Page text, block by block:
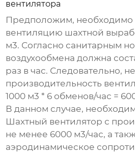
вентилятора
Предположим, необходимо
вентиляцию шахтной
м3. Согласно санитарным
воздухообмена должна
раз в час. Следовательно,
производительность
1000 м3 * 6 обменов/час =
В данном случае,
Шахтный вентилятор с
не менее 6000 м3/час, а
аэродинамическое